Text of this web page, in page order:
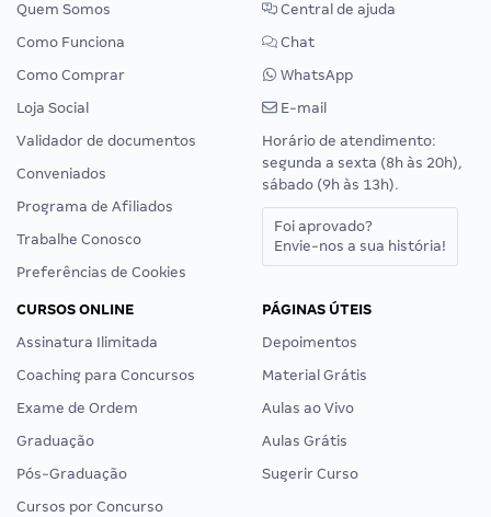
Quem Somos
Como Funciona
Como Comprar
Loja Social
Validador de documentos
Conveniados
Programa de Afiliados
Trabalhe Conosco
Preferências de Cookies
Central de ajuda
Chat
WhatsApp
E-mail
Horário de atendimento:
segunda a sexta (8h às 20h),
sábado (9h às 13h).
Foi aprovado?
Envie-nos a sua história!
CURSOS ONLINE
Assinatura Ilimitada
Coaching para Concursos
Exame de Ordem
Graduação
Pós-Graduação
Cursos por Concurso
PÁGINAS ÚTEIS
Depoimentos
Material Grátis
Aulas ao Vivo
Aulas Grátis
Sugerir Curso